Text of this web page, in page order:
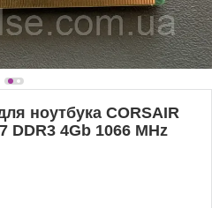
ноутбука CORSAIR
DDR3 4Gb 1066 MHz